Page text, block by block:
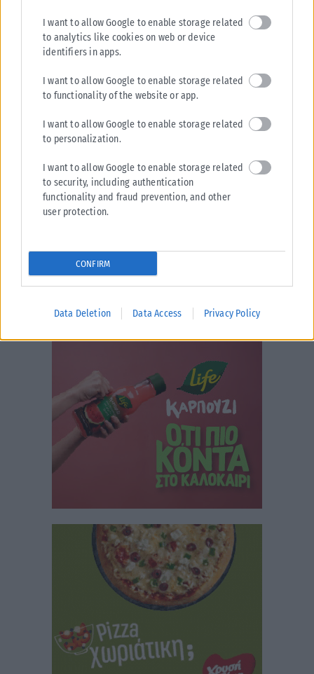
I want to allow Google to enable storage related
to analytics like cookies on web or device
identifiers in apps.
I want to allow Google to enable storage related
to functionality of the website or app.
I want to allow Google to enable storage related
to personalization.
I want to allow Google to enable storage related
to security, including authentication
functionality and fraud prevention, and other
user protection.
CONFIRM
Data Deletion Data Access Privacy Policy
ΆΡΘΡΑ ΚΑΙ ΣΥΝΤΕΎΞΕΙΣ
Αν μέχρι σήμερα αναζητάτε ένα κοντινό προορισμό για τις θερινές σας
διακοπές, η Σαμοθράκη αποτελεί την ιδανική επιλογή. Αφενός διότι...
ΑΝΑΡΤΉΘΗΚΕ ΑΠΌKARFITSANEWS 25/07/2026